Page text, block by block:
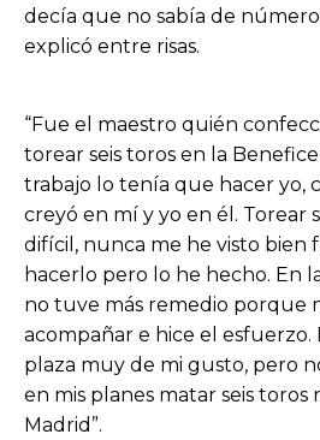
decía que no sabía de
explicó entre risas.
“Fue el maestro quién
torear seis toros en la
trabajo lo tenía que hacer yo,
creyó en mí y yo en él. Torear
difícil, nunca me he visto bien
hacerlo pero lo he hecho. En
no tuve más remedio porque
acompañar e hice el esfuerzo.
plaza muy de mi gusto, pero
en mis planes matar seis toros
Madrid”.